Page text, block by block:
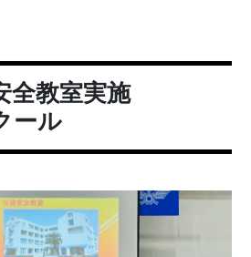
全教室実施
ール